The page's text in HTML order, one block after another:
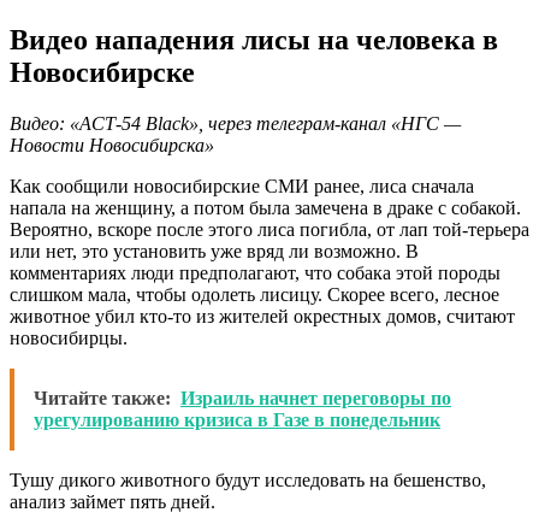
Видео нападения лисы на человека в
Новосибирске
Видео: «АСТ-54 Black», через телеграм-канал «НГС —
Новости Новосибирска»
Как сообщили новосибирские СМИ ранее, лиса сначала
напала на женщину, а потом была замечена в драке с собакой.
Вероятно, вскоре после этого лиса погибла, от лап той-терьера
или нет, это установить уже вряд ли возможно. В
комментариях люди предполагают, что собака этой породы
слишком мала, чтобы одолеть лисицу. Скорее всего, лесное
животное убил кто-то из жителей окрестных домов, считают
новосибирцы.
Читайте также: Израиль начнет переговоры по
урегулированию кризиса в Газе в понедельник
Тушу дикого животного будут исследовать на бешенство,
анализ займет пять дней.